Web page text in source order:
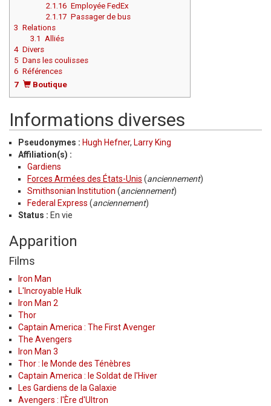
2.1.16 Employée FedEx
2.1.17 Passager de bus
3 Relations
3.1
Alliés
4 Divers
5 Dans les coulisses
6 Références
7
Boutique
Informations diverses
Pseudonymes : Hugh Hefner, Larry King
Affiliation(s) :
Gardiens
Forces Armées des États-Unis (anciennement)
Smithsonian Institution (anciennement)
Federal Express (anciennement)
Status : En vie
Apparition
Films
Iron Man
L'Incroyable Hulk
Iron Man 2
Thor
Captain America : The First Avenger
The Avengers
Iron Man 3
Thor : le Monde des Ténèbres
Captain America : le Soldat de l'Hiver
Les Gardiens de la Galaxie
Avengers : l'Ère d'Ultron